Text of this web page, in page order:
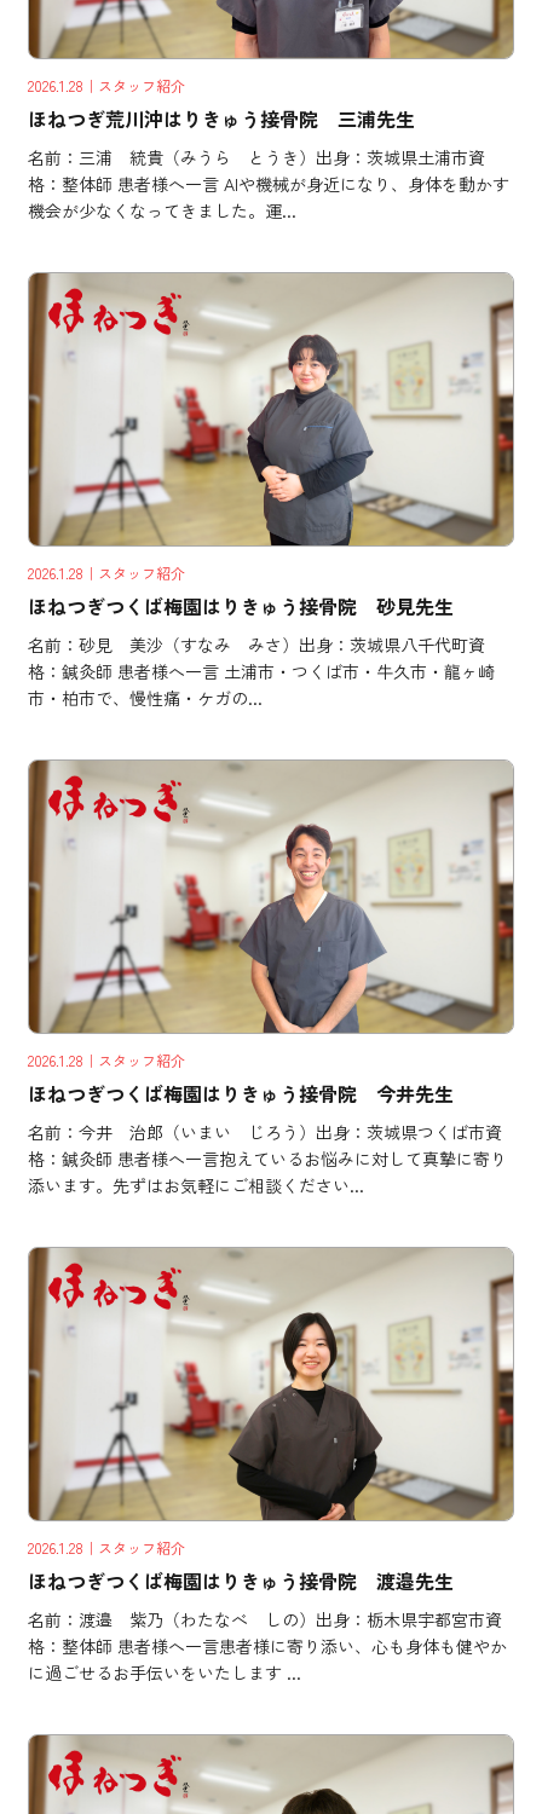
2026.1.28 ｜スタッフ紹介
ほねつぎ荒川沖はりきゅう接骨院 三浦先生
名前：三浦 統貴（みうら とうき）出身：茨城県土浦市資
格：整体師 患者様へ一言 AIや機械が身近になり、身体を動かす
機会が少なくなってきました。運...
2026.1.28 ｜スタッフ紹介
ほねつぎつくば梅園はりきゅう接骨院 砂見先生
名前：砂見 美沙（すなみ みさ）出身：茨城県八千代町資
格：鍼灸師 患者様へ一言 土浦市・つくば市・牛久市・龍ヶ崎
市・柏市で、慢性痛・ケガの...
2026.1.28 ｜スタッフ紹介
ほねつぎつくば梅園はりきゅう接骨院 今井先生
名前：今井 治郎（いまい じろう）出身：茨城県つくば市資
格：鍼灸師 患者様へ一言抱えているお悩みに対して真摯に寄り
添います。先ずはお気軽にご相談ください...
2026.1.28 ｜スタッフ紹介
ほねつぎつくば梅園はりきゅう接骨院 渡邉先生
名前：渡邉 紫乃（わたなべ しの）出身：栃木県宇都宮市資
格：整体師 患者様へ一言患者様に寄り添い、心も身体も健やか
に過ごせるお手伝いをいたします ...